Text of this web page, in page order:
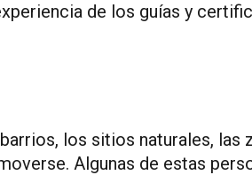
de los guías y
los sitios naturales, las
Algunas de estas